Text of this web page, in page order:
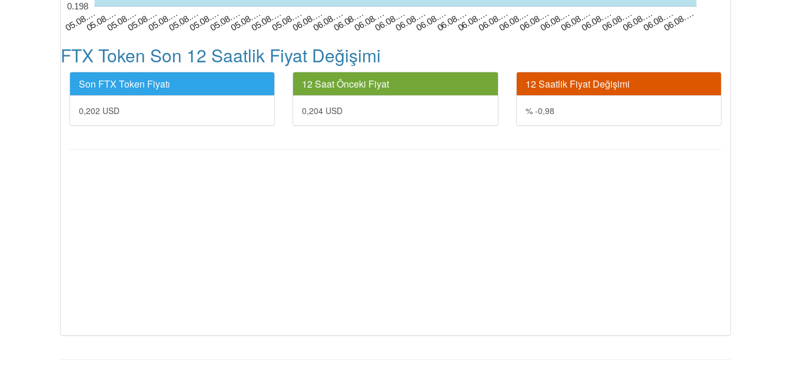
05.08.…05.08.…05.08.…05.08.…05.08.…05.08.…05.08.…05.08.…05.08.…05.08.…05.08.…06.08.…06.08.…06.08.…06.08.…06.08.…06.08.…06.08.…06.08.…06.08.…06.08.…06.08.…06.08.…06.08.…06.08.…06.08.…06.08.…06.08.…06.08.…06.08.…
0.198
FTX Token Son 12 Saatlik Fiyat Değişimi
Son FTX Token Fiyatı
0,202 USD
12 Saat Önceki Fiyat
0,204 USD
12 Saatlik Fiyat Değişimi
% -0,98